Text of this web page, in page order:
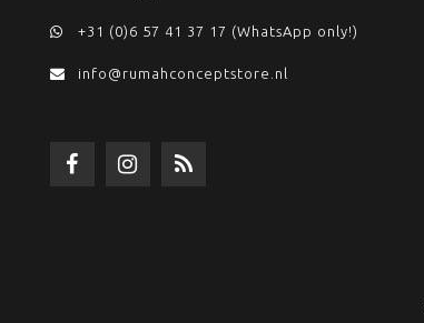
+31 (0)6 57 41 37 17 (WhatsApp only!)
info@rumahconceptstore.nl